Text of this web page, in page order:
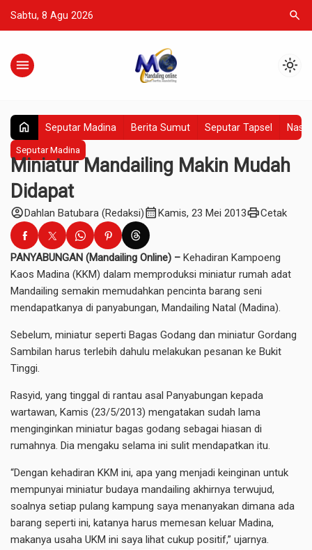
Sabtu, 8 Agu 2026 search
menu light_mode
home Seputar Madina Berita Sumut Seputar Tapsel
Seputar Madina
Miniatur Mandailing Makin Mudah
Didapat
account_circleDahlan Batubara (Redaksi)calendar_monthKamis, 23 Mei 2013printCetak
PANYABUNGAN (Mandailing Online) – Kehadiran Kampoeng
Kaos Madina (KKM) dalam memproduksi miniatur rumah adat
Mandailing semakin memudahkan pencinta barang seni
mendapatkanya di panyabungan, Mandailing Natal (Madina).
Sebelum, miniatur seperti Bagas Godang dan miniatur Gordang
Sambilan harus terlebih dahulu melakukan pesanan ke Bukit
Tinggi.
Rasyid, yang tinggal di rantau asal Panyabungan kepada
wartawan, Kamis (23/5/2013) mengatakan sudah lama
menginginkan miniatur bagas godang sebagai hiasan di
rumahnya. Dia mengaku selama ini sulit mendapatkan itu.
“Dengan kehadiran KKM ini, apa yang menjadi keinginan untuk
mempunyai miniatur budaya mandailing akhirnya terwujud,
soalnya setiap pulang kampung saya menanyakan dimana ada
barang seperti ini, katanya harus memesan keluar Madina,
makanya usaha UKM ini saya lihat cukup positif,” ujarnya.